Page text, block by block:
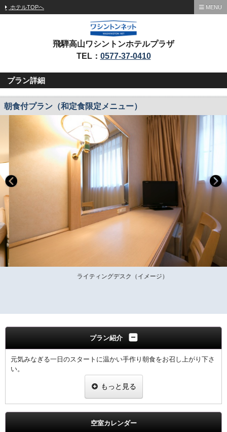
ホテルTOPへ MENU
飛騨高山ワシントンホテルプラザ
TEL： 0577-37-0410
プラン詳細
朝食付プラン（和定食限定メニュー）
ライティングデスク（イメージ）
プラン紹介
元気みなぎる一日のスタートに温かい手作り朝食をお召し上がり下さ
い。
領収書は、宿泊代として一括表記されます。
飛騨の郷土料理を豊富に盛り込んだ和定食（現在和朝食のみの提供と
もっと見る
空室カレンダー